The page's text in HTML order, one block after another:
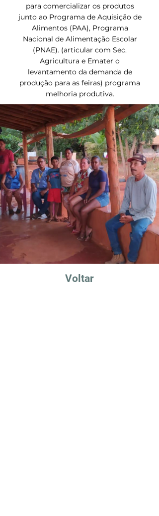
para comercializar os produtos
junto ao Programa de Aquisição de
Alimentos (PAA), Programa
Nacional de Alimentação Escolar
(PNAE). (articular com Sec.
Agricultura e Emater o
levantamento da demanda de
produção para as feiras) programa
melhoria produtiva.
Voltar